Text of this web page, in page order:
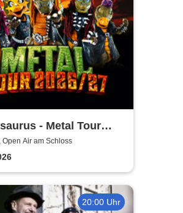
- Metal Tour
Open Air am Schloss
20:00 Uhr